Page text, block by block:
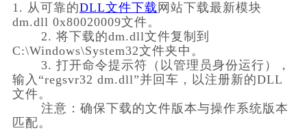
1. 从可靠的DLL文件下载 网站下载最新模块
dm.dll 0x80020009文件。
C:\Windows\System32文件夹中。
输入“regsvr32 dm.dll”并回车，以注册新的DLL
文件。
匹配。